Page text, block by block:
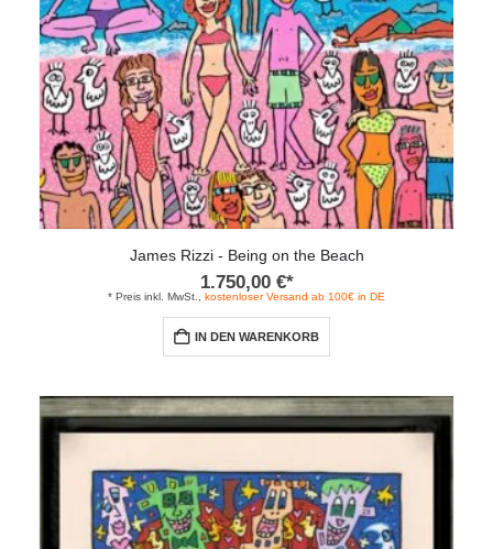
James Rizzi - Being on the Beach
1.750,00 €*
* Preis inkl. MwSt., kostenloser Versand ab 100€ in DE
IN DEN WARENKORB